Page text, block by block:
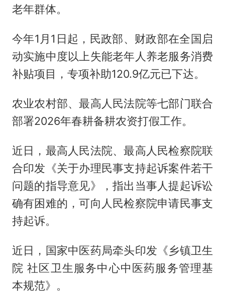
老年群体。
今年1月1日起，民政部、财政部在全国启
动实施中度以上失能老年人养老服务消费
补贴项目，专项补助120.9亿元已下达。
农业农村部、最高人民法院等七部门联合
部署2026年春耕备耕农资打假工作。
近日，最高人民法院、最高人民检察院联
合印发《关于办理民事支持起诉案件若干
问题的指导意见》，指出当事人提起诉讼
确有困难的，可向人民检察院申请民事支
持起诉。
近日，国家中医药局牵头印发《乡镇卫生
院 社区卫生服务中心中医药服务管理基
本规范》。